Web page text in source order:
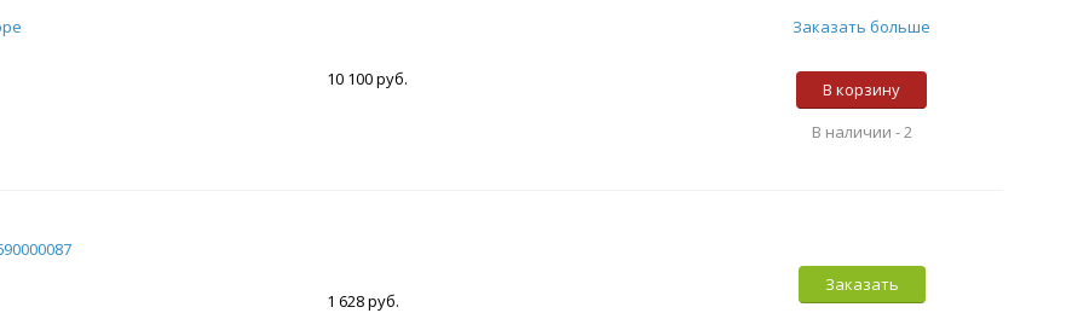
10 100 руб.
Заказать больше
В корзину
В наличии - 2
1 628 руб.
Заказать